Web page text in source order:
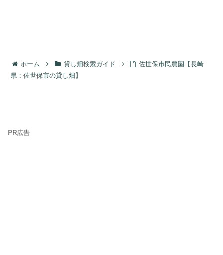
ホーム 貸し畑検索ガイド
佐世保市民農園【長崎
県：佐世保市の貸し畑】
PR広告